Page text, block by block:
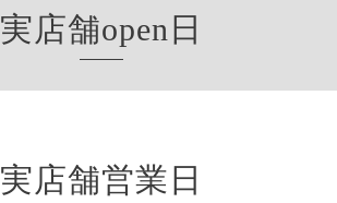
実店舗open日
実店舗営業日